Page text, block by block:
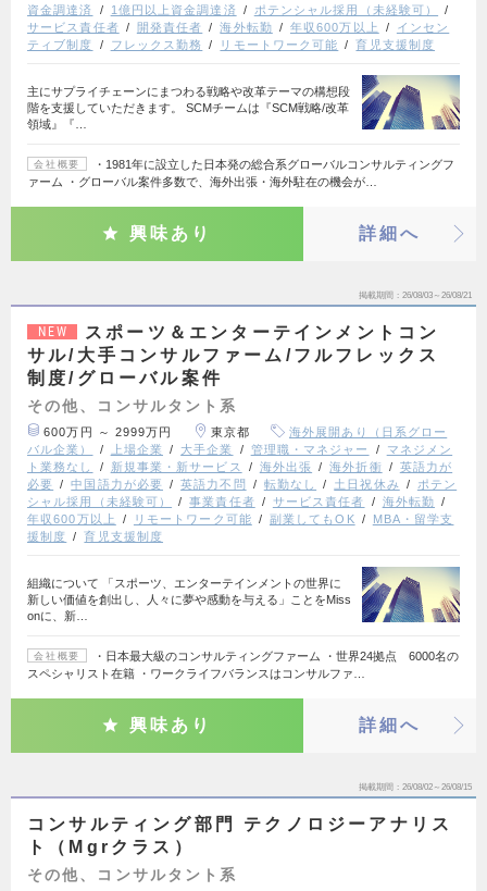
資金調達済
1億円以上資金調達済
ポテンシャル採用（未経験可）
サービス責任者
開発責任者 海外転勤 年収600万以上
インセン
ティブ制度
フレックス勤務 リモートワーク可能 育児支援制度
主にサプライチェーンにまつわる戦略や改革テーマの構想段
階を支援していただきます。 SCMチームは『SCM戦略/改革
領域』『…
会社概要
・1981年に設立した日本発の総合系グローバルコンサルティングフ
ァーム ・グローバル案件多数で、海外出張・海外駐在の機会が…
興味あり 詳細へ
掲載期間 26/08/03～26/08/21
NEW
スポーツ＆エンターテインメントコン
サル/大手コンサルファーム/フルフレックス
制度/グローバル案件
その他、コンサルタント系
600万円 ～ 2999万円 東京都
海外展開あり（日系グロー
バル企業）
上場企業 大手企業 管理職・マネジャー
マネジメン
ト業務なし
新規事業・新サービス 海外出張 海外折衝
英語力が
必要
中国語力が必要 英語力不問 転勤なし 土日祝休み
ポテン
シャル採用（未経験可）
事業責任者 サービス責任者
海外転勤
年収600万以上
リモートワーク可能 副業してもOK
MBA・留学支
援制度
育児支援制度
組織について 「スポーツ、エンターテインメントの世界に
新しい価値を創出し、人々に夢や感動を与える」ことをMiss
onに、新…
会社概要
・日本最大級のコンサルティングファーム ・世界24拠点 6000名の
スペシャリスト在籍 ・ワークライフバランスはコンサルファ…
興味あり 詳細へ
掲載期間 26/08/02～26/08/15
コンサルティング部門 テクノロジーアナリス
ト（Mgrクラス）
その他、コンサルタント系